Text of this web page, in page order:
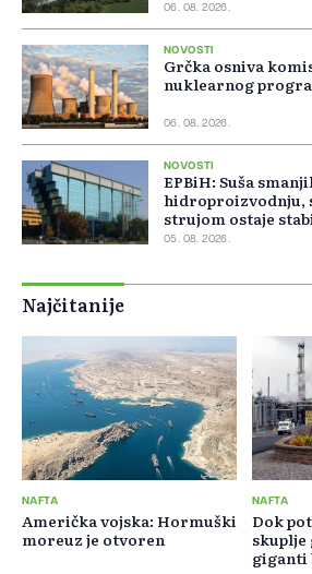
06. 08. 2026.
NOVOSTI
Grčka osniva
nuklearnog
06. 08. 2026.
NOVOSTI
EPBiH: Suša
hidroproizvodnju,
strujom ostaje
05. 08. 2026.
Najčitanije
NAFTA
Američka vojska: Hormuški
moreuz je otvoren
NAFTA
Dok
giganti